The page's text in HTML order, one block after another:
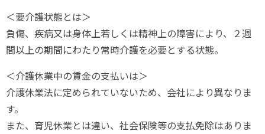
＜要介護状態とは＞
負傷、疾病又は身体上若しくは精神上の障害により、２週
間以上の期間にわたり常時介護を必要とする状態。
＜介護休業中の賃金の支払いは＞
介護休業法に定められていないため、会社により異なりま
す。
また、育児休業とは違い、社会保険等の支払免除はありま